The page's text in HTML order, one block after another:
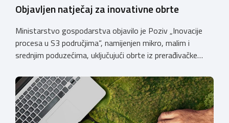
Objavljen natječaj za inovativne obrte
Ministarstvo gospodarstva objavilo je Poziv „Inovacije
procesa u S3 područjima“, namijenjen mikro, malim i
srednjim poduzećima, uključujući obrte iz prerađivačke
uspješnije plasirati na tržište kroz modernizaciju poslovnih
procesa. Poziv se provodi u okviru PKK 2021. – 2027. Cilj
Poziva je potaknuti uvođenje inovacija procesa i
organizacije poslovanja koje […]